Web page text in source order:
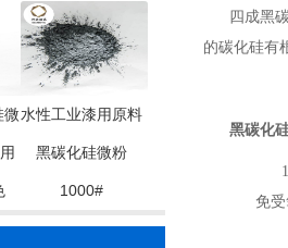
微水性工业漆用原料
黑碳化硅微粉
1000#
四成黑
的碳化硅有
黑碳化
免